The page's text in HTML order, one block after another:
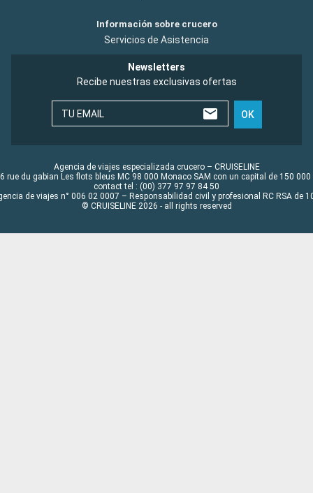
Información sobre crucero
Servicios de Asistencia
Newsletters
Recibe nuestras exclusivas ofertas
TU EMAIL OK
Agencia de viajes especializada crucero – CRUISELINE
rue du gabian Les flots bleus MC 98 000 Monaco SAM con un capital de 150 000
contact tel : (00) 377 97 97 84 50
de viajes n° 006 02 0007 – Responsabilidad civil y profesional RC RSA de
© CRUISELINE 2026 - all rights reserved